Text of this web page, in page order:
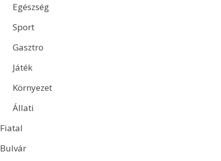
Egészség
Sport
Gasztro
Játék
Környezet
Állati
Fiatal
Bulvár